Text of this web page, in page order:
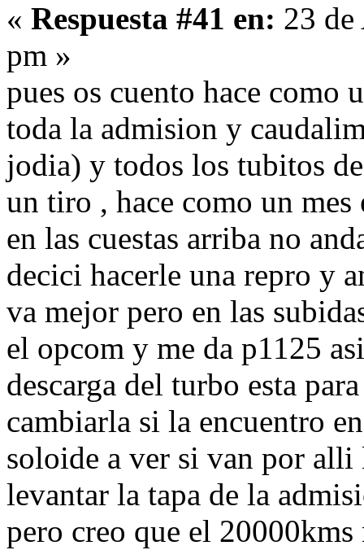
« Respuesta #41 en: 23
pm »
pues os cuento hace como
toda la admision y
jodia) y todos los tubitos
un tiro , hace como un
en las cuestas arriba no
decici hacerle una repro y
va mejor pero en las
el opcom y me da p1125
descarga del turbo esta
cambiarla si la encuentro
soloide a ver si van por
levantar la tapa de la
pero creo que el